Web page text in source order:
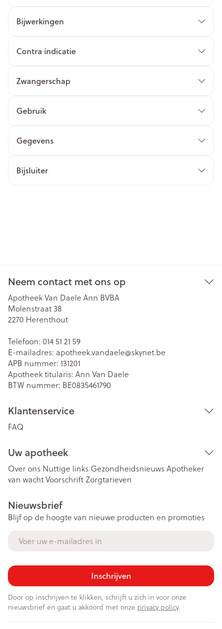
Bijwerkingen
Contra indicatie
Zwangerschap
Gebruik
Gegevens
Bijsluiter
Neem contact met ons op
Apotheek Van Daele Ann BVBA
Molenstraat 38
2270 Herenthout
Telefoon: 014 51 21 59
E-mailadres: apotheek.vandaele@skynet.be
APB nummer: 131201
Apotheek titularis: Ann Van Daele
BTW nummer: BE0835461790
Klantenservice
FAQ
Uw apotheek
Over ons Nuttige links Gezondheidsnieuws Apotheker
van wachtVoorschriftZorgtarieven
Nieuwsbrief
Blijf op de hoogte van nieuwe producten en promoties
Inschrijven
Door op inschrijven te klikken, schrijft u zich in voor onze
nieuwsbrief en gaat u akkoord met onze privacy policy.